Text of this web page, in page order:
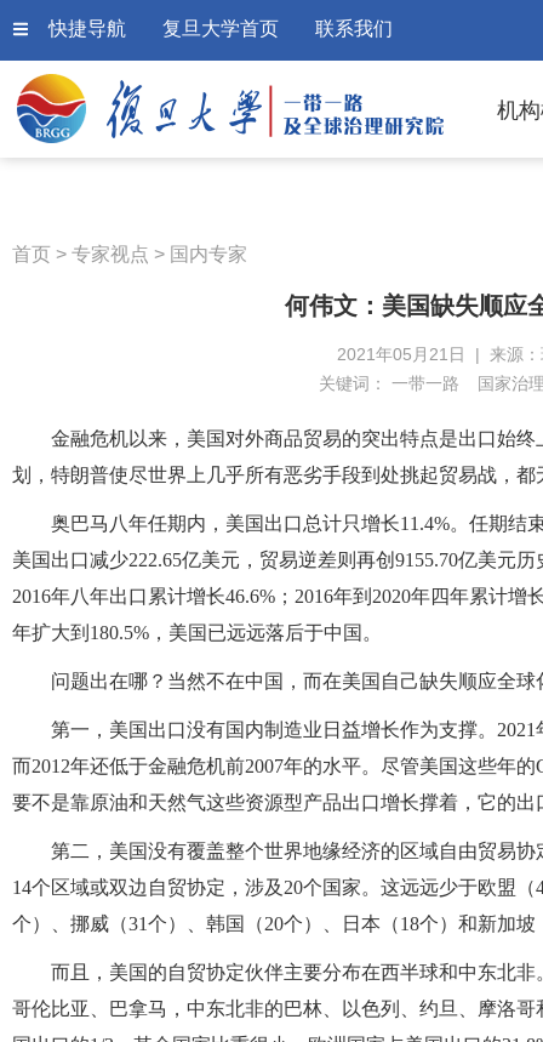
快捷导航 复旦大学首页 联系我们
机
首页 > 专家视点 > 国内专家
何伟文：美国缺失顺应
2021年05月21日 | 来源
关键词： 一带一路 国家治
金融危机以来，美国对外商品贸易的突出特点是出口始
划，特朗普使尽世界上几乎所有恶劣手段到处挑起贸易战，都
奥巴马八年任期内，美国出口总计只增长11.4%。任期结
美国出口减少222.65亿美元，贸易逆差则再创9155.70亿美元
2016年八年出口累计增长46.6%；2016年到2020年四年累计增
年扩大到180.5%，美国已远远落后于中国。
问题出在哪？当然不在中国，而在美国自己缺失顺应全
第一，美国出口没有国内制造业日益增长作为支撑。
而2012年还低于金融危机前2007年的水平。尽管美国这些年
要不是靠原油和天然气这些资源型产品出口增长撑着，它的出
第二，美国没有覆盖整个世界地缘经济的区域自由贸易
14个区域或双边自贸协定，涉及20个国家。这远远少于欧盟
个）、挪威（31个）、韩国（20个）、日本（18个）和新加坡
而且，美国的自贸协定伙伴主要分布在西半球和中东北
哥伦比亚、巴拿马，中东北非的巴林、以色列、约旦、摩洛